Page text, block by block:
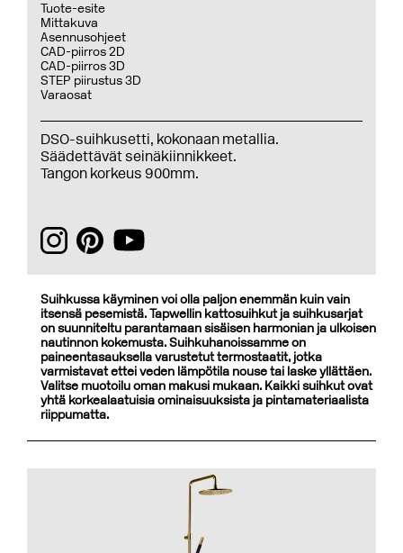
Tuote-esite
Mittakuva
Asennusohjeet
CAD-piirros 2D
CAD-piirros 3D
STEP piirustus 3D
Varaosat
DSO-suihkusetti, kokonaan metallia.
Säädettävät seinäkiinnikkeet.
Tangon korkeus 900mm.
Suihkussa käyminen voi olla paljon enemmän kuin vain
itsensä pesemistä. Tapwellin kattosuihkut ja suihkusarjat
on suunniteltu parantamaan sisäisen harmonian ja ulkoisen
nautinnon kokemusta. Suihkuhanoissamme on
paineentasauksella varustetut termostaatit, jotka
varmistavat ettei veden lämpötila nouse tai laske yllättäen.
Valitse muotoilu oman makusi mukaan. Kaikki suihkut ovat
yhtä korkealaatuisia ominaisuuksista ja pintamateriaalista
riippumatta.